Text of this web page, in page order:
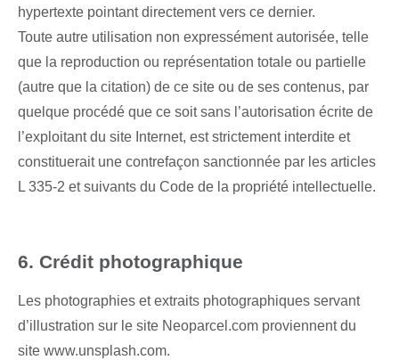
hypertexte pointant directement vers ce dernier.
Toute autre utilisation non expressément autorisée, telle
que la reproduction ou représentation totale ou partielle
(autre que la citation) de ce site ou de ses contenus, par
quelque procédé que ce soit sans l’autorisation écrite de
l’exploitant du site Internet, est strictement interdite et
constituerait une contrefaçon sanctionnée par les articles
L 335-2 et suivants du Code de la propriété intellectuelle.
6. Crédit photographique
Les photographies et extraits photographiques servant
d’illustration sur le site Neoparcel.com proviennent du
site www.unsplash.com.